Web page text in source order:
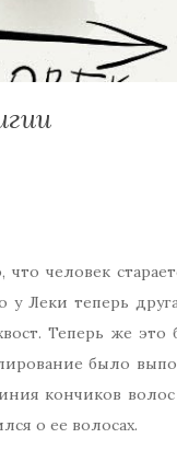
человек
у Леки теперь
Теперь же это
было
кончиков
о ее волосах.